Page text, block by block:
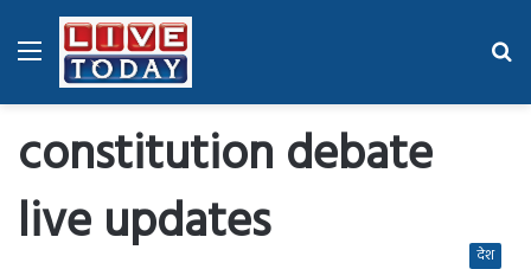
Menu
constitution debate
live updates
देश